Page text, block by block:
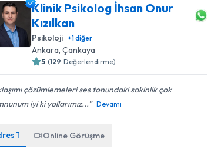
Klinik Psikolog İhsan Onur
Kızılkan
Psikoloji +1diğer
Ankara,Çankaya
5 (129 Değerlendirme)
çözümlemeleri ses tonundaki sakinlik çok
iyi ki yollarımız...
Devamı
1 Online Görüşme